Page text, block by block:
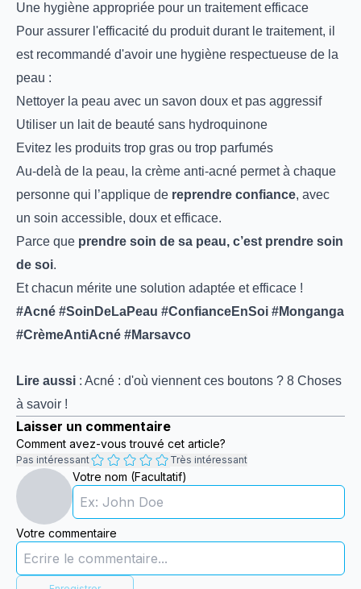
Une hygiène appropriée pour un traitement efficace
Pour assurer l'efficacité du produit durant le traitement, il
est recommandé d'avoir une hygiène respectueuse de la
peau :
Nettoyer la peau avec un savon doux et pas aggressif
Utiliser un lait de beauté sans hydroquinone
Evitez les produits trop gras ou trop parfumés
Au-delà de la peau, la crème anti-acné permet à chaque
personne qui l’applique de reprendre confiance, avec
un soin accessible, doux et efficace.
Parce que prendre soin de sa peau, c’est prendre soin
de soi.
Et chacun mérite une solution adaptée et efficace !
#Acné #SoinDeLaPeau #ConfianceEnSoi #Monganga
#CrèmeAntiAcné #Marsavco
Lire aussi : Acné : d'où viennent ces boutons ? 8 Choses
à savoir !
Laisser un commentaire
Comment avez-vous trouvé cet article?
Pas intéressant Très intéressant
Votre nom (Facultatif)
Votre commentaire